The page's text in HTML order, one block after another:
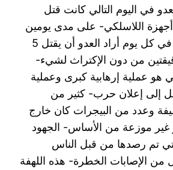
في اليوم التالي كانت قتل
اللاسلكي- على مدى يومين
وفي دقيقة واحدة في كل يوم أراد العدو أن يقتل 5
من دون الإكتراث لشيء-
هو عملية إرهابية كبرى وعملية
إلى إعلان حرب- كثير من
وعدد من البيجرات كان خارج
غير موزعة من الأساس- الجهود
تم رصدها من قبل الناس
من الإصابات الخطرة- هذه اللهفة